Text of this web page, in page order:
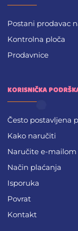
Postani prodavac
Kontrolna ploča
Prodavnice
KORISNIČKA
Često postavljena
Kako naručiti
Naručite e-mailom
Način plaćanja
Isporuka
Povrat
Kontakt